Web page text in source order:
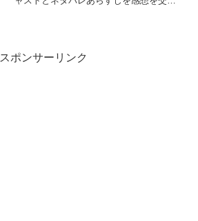
スポンサーリンク